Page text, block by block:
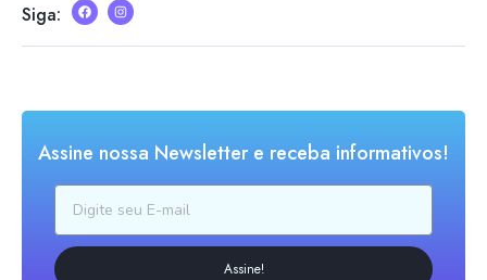
Siga:
Assine nossa Newsletter e receba informativos!
Assine!